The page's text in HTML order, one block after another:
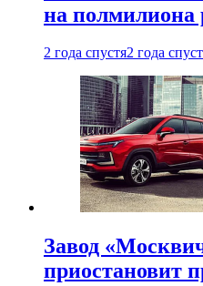
на полмилиона
2 года спустя2 года
Завод
приостановит